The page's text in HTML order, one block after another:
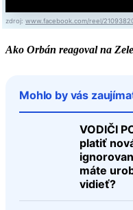
zdroj: www.facebook.com/reel/
Ako Orbán reagoval na
Mohlo by vás
VODIČI
platiť
máte
vidieť?